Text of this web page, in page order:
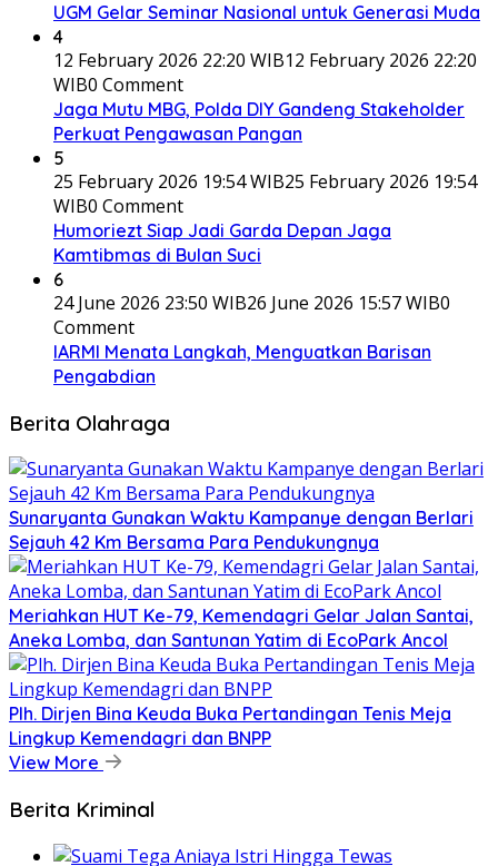
UGM Gelar Seminar Nasional untuk Generasi Muda
4
12 February 2026 22:20 WIB12 February 2026 22:20
WIB0 Comment
Jaga Mutu MBG, Polda DIY Gandeng Stakeholder
Perkuat Pengawasan Pangan
5
25 February 2026 19:54 WIB25 February 2026 19:54
WIB0 Comment
Humoriezt Siap Jadi Garda Depan Jaga
Kamtibmas di Bulan Suci
6
24 June 2026 23:50 WIB26 June 2026 15:57 WIB0
Comment
IARMI Menata Langkah, Menguatkan Barisan
Pengabdian
Berita Olahraga
Sunaryanta Gunakan Waktu Kampanye dengan Berlari
Sejauh 42 Km Bersama Para Pendukungnya
Meriahkan HUT Ke-79, Kemendagri Gelar Jalan Santai,
Aneka Lomba, dan Santunan Yatim di EcoPark Ancol
Plh. Dirjen Bina Keuda Buka Pertandingan Tenis Meja
Lingkup Kemendagri dan BNPP
View More
Berita Kriminal